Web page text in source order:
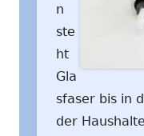
n
ste
ht
Gla
sfaser bis in
der